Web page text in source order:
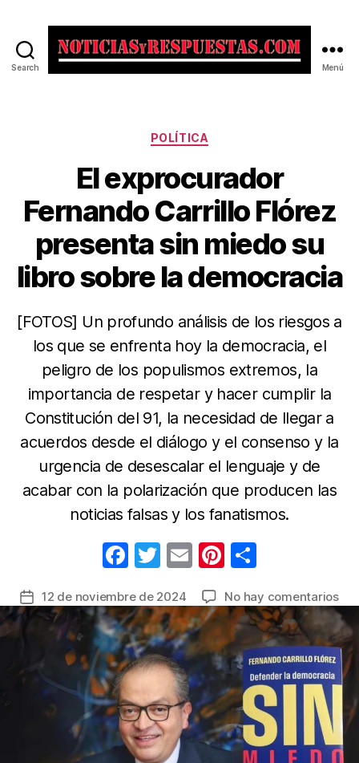
Search Menú
Categorías
POLÍTICA
El exprocurador
Fernando Carrillo Flórez
presenta sin miedo su
libro sobre la democracia
[FOTOS] Un profundo análisis de los riesgos a
los que se enfrenta hoy la democracia, el
peligro de los populismos extremos, la
importancia de respetar y hacer cumplir la
Constitución del 91, la necesidad de llegar a
acuerdos desde el diálogo y el consenso y la
urgencia de desescalar el lenguaje y de
acabar con la polarización que producen las
noticias falsas y los fanatismos.
F
c
e
b
o
o
k
T
itt
er
E
ail
Pi
er
e
st
m
p
ar
tir
Fecha
entrada
12 de noviembre de 2024 No hay comentariosen
El
sin
su